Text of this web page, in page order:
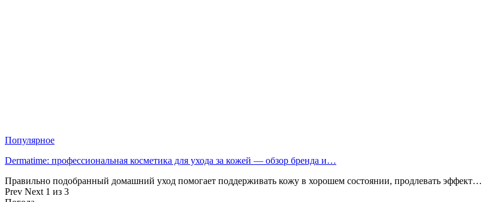
Популярное
Dermatime: профессиональная косметика для ухода за кожей — обзор бренда и…
Правильно подобранный домашний уход помогает поддерживать кожу в хорошем состоянии, продлевать эффект…
Prev Next 1 из 3